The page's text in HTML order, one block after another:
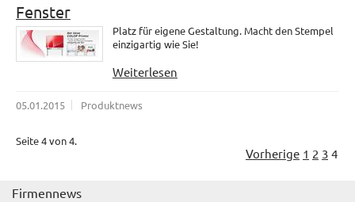
Fenster
Platz für eigene Gestaltung. Macht den Stempel
einzigartig wie Sie!
Weiterlesen
05.01.2015 Produktnews
Seite 4 von 4.
Vorherige 1 2 3 4
Firmennews